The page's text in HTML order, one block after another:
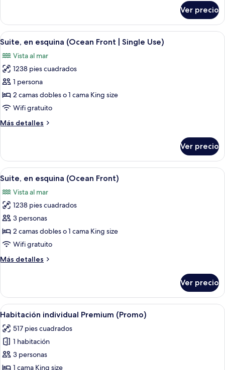
océano
(Ocean
View)
familiar,
habitación,
al
océano
View)
Ver precio
Abrir
todas
las
fotos
de
Suite,
en
(Ocean
Single
Use)
Un balcón con vista al océano,
6
Suite, en esquina (Ocean Front | Single Use)
Vista al mar
1238 pies cuadrados
1 persona
2 camas dobles o 1 cama King size
Wifi gratuito
Más detalles
Más
en
esquina
(Ocean
Single
Ver precio
Abrir
todas
las
fotos
de
Suite,
en
(Ocean
Un balcón con vista al océano,
6
Suite, en esquina (Ocean Front)
Vista al mar
1238 pies cuadrados
3 personas
2 camas dobles o 1 cama King size
Wifi gratuito
Más detalles
Más
en
esquina
(Ocean
Ver precio
Abrir
todas
las
fotos
de
Habitación
Una habitación de hotel moderna
4
Habitación individual Premium (Promo)
517 pies cuadrados
1 habitación
3 personas
1 cama King size